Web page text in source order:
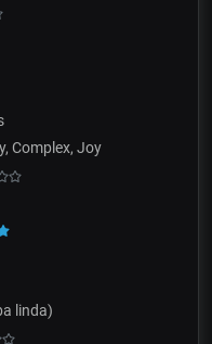
Complex, Joy
linda)